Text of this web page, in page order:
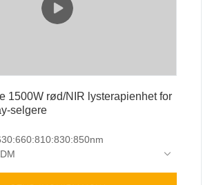
1500W rød/NIR lysterapienhet for
selgere